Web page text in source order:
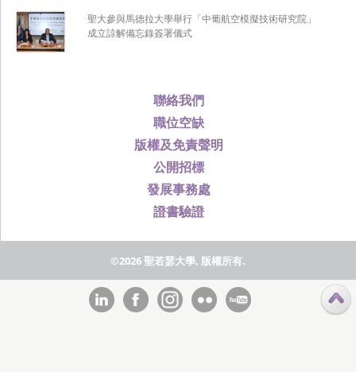
聯絡我們
職位空缺
版權及免責聲明
公開招標
發展事務處
證書驗證
聖大參與馬德拉大學舉行「中葡航空模擬技術研究院」
成立諒解備忘錄簽署儀式
©2026 聖若瑟大學, 版權所有.